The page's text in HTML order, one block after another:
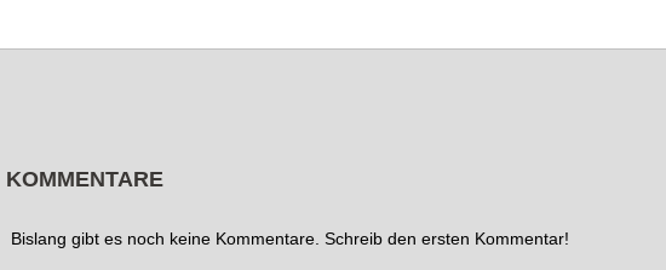
KOMMENTARE
Bislang gibt es noch keine Kommentare. Schreib den ersten Kommentar!